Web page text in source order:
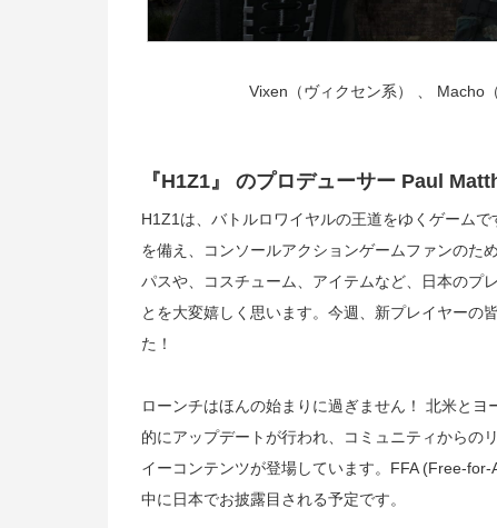
Vixen（ヴィクセン系） 、 Macho
『H1Z1』 のプロデューサー Paul
H1Z1は、バトルロワイヤルの王道をゆくゲーム
を備え、コンソールアクションゲームファンのた
パスや、コスチューム、アイテムなど、日本のプ
とを大変嬉しく思います。今週、新プレイヤーの
た！
ローンチはほんの始まりに過ぎません！ 北米と
的にアップデートが行われ、コミュニティからの
イーコンテンツが登場しています。FFA (Free-
中に日本でお披露目される予定です。